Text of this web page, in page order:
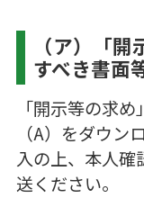
（ア）「
すべき書面
「開示等の求
（A）をダウ
入の上、本人確
送ください。